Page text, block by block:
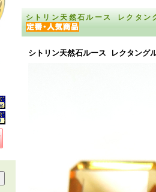
シトリン天然石ルース レクタ
シトリン天然石ルース レクタング